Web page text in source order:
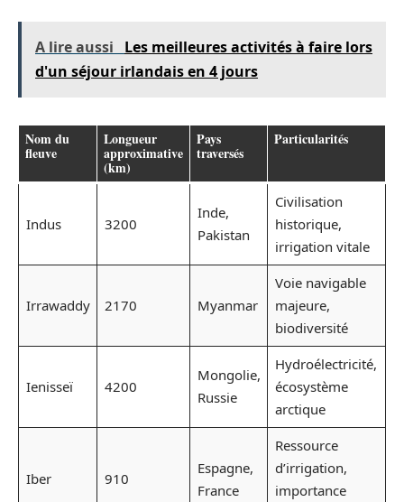
A lire aussi
Les meilleures activités à faire lors
d'un séjour irlandais en 4 jours
Nom du
fleuve
Longueur
approximative
(km)
Pays
traversés
Particularités
Indus 3200
Inde,
Pakistan
Civilisation
historique,
irrigation vitale
Irrawaddy 2170 Myanmar
Voie navigable
majeure,
biodiversité
Ienisseï 4200
Mongolie,
Russie
Hydroélectricité,
écosystème
arctique
Iber 910
Espagne,
France
Ressource
d’irrigation,
importance